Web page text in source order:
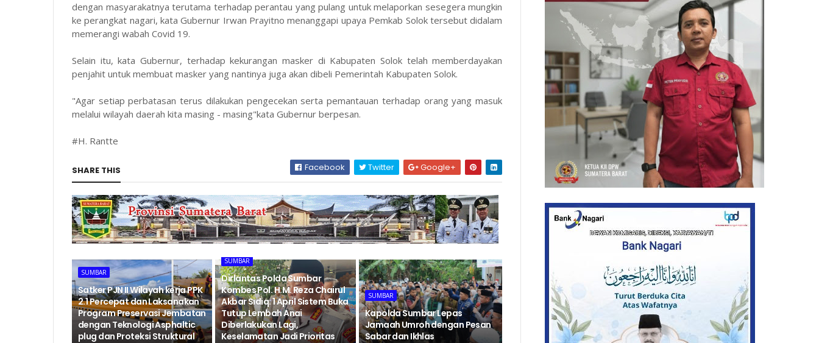
dengan masyarakatnya terutama terhadap perantau yang pulang untuk melaporkan sesegera mungkin
ke perangkat nagari, kata Gubernur Irwan Prayitno menanggapi upaya Pemkab Solok tersebut didalam
memerangi wabah Covid 19.
Selain itu, kata Gubernur, terhadap kekurangan masker di Kabupaten Solok telah memberdayakan
penjahit untuk membuat masker yang nantinya juga akan dibeli Pemerintah Kabupaten Solok.
"Agar setiap perbatasan terus dilakukan pengecekan serta pemantauan terhadap orang yang masuk
melalui wilayah daerah kita masing - masing"kata Gubernur berpesan.
#H. Rantte
SHARE THIS Facebook Twitter Google+
SUMBAR
‎Satker PJN II Wilayah kerja PPK
2.1 Percepat dan Laksanakan
Program Preservasi Jembatan
dengan Teknologi Asphaltic
plug dan Proteksi Struktural ‎
SUMBAR
Dirlantas Polda Sumbar
Kombes Pol. H.M. Reza Chairul
Akbar Sidiq: 1 April Sistem Buka
Tutup Lembah Anai
Diberlakukan Lagi,
Keselamatan Jadi Prioritas
SUMBAR
Kapolda Sumbar Lepas
Jamaah Umroh dengan Pesan
Sabar dan Ikhlas